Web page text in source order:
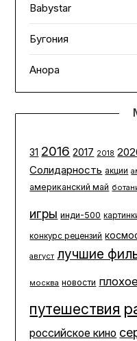
Babystar
Бугония
Анора
31 2016 2017 2018
Солидарность акции
американский май
игры инди-500
конкурс рецензий
август лучшие
москва новости
путешествия
российское кино